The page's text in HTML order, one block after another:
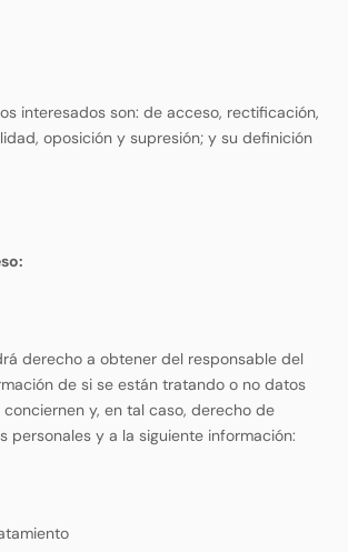
interesados son: de acceso, rectificación,
oposición y supresión; y su definición
:
derecho a obtener del responsable del
de si se están tratando o no datos
y, en tal caso, derecho de
personales y a la siguiente información: